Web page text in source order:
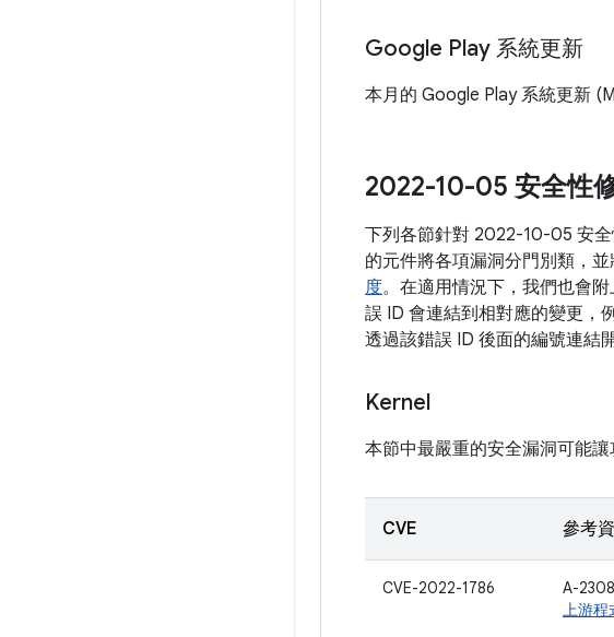
Google Play 系統更新
本月的 Google Play 系統更新
2022-10-05 安全性
下列各節針對 2022-10-05 安
的元件將各項漏洞分門別類，
度。在適用情況下，我們也會
誤 ID 會連結到相對應的變更，
透過該錯誤 ID 後面的編號連結
Kernel
本節中最嚴重的安全漏洞可能
CVE 參考
CVE-2022-1786
A-
上游程